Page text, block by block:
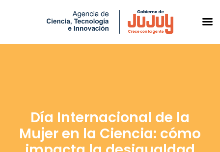
Día Internacional de la
Mujer en la Ciencia: cómo